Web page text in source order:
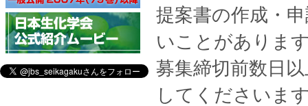
提案書の作成・
いことがありま
募集締切前数日
してくださいま